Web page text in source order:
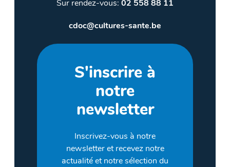
Sur rendez-vous: 02 558 88 11
cdoc@cultures-sante.be
S'inscrire à
notre
newsletter
Inscrivez-vous à notre
newsletter et recevez notre
actualité et notre sélection du